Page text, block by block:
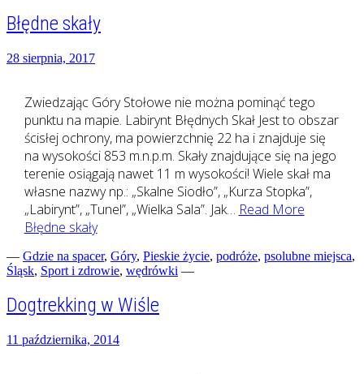
Błędne skały
28 sierpnia, 2017
Zwiedzając Góry Stołowe nie można pominąć tego
punktu na mapie. Labirynt Błędnych Skał Jest to obszar
ścisłej ochrony, ma powierzchnię 22 ha i znajduje się
na wysokości 853 m.n.p.m. Skały znajdujące się na jego
terenie osiągają nawet 11 m wysokości! Wiele skał ma
własne nazwy np.: „Skalne Siodło”, „Kurza Stopka”,
„Labirynt”, „Tunel”, „Wielka Sala”. Jak… Read More
Błędne skały
— Gdzie na spacer, Góry, Pieskie życie, podróże, psolubne miejsca,
Śląsk, Sport i zdrowie, wędrówki —
Dogtrekking w Wiśle
11 października, 2014